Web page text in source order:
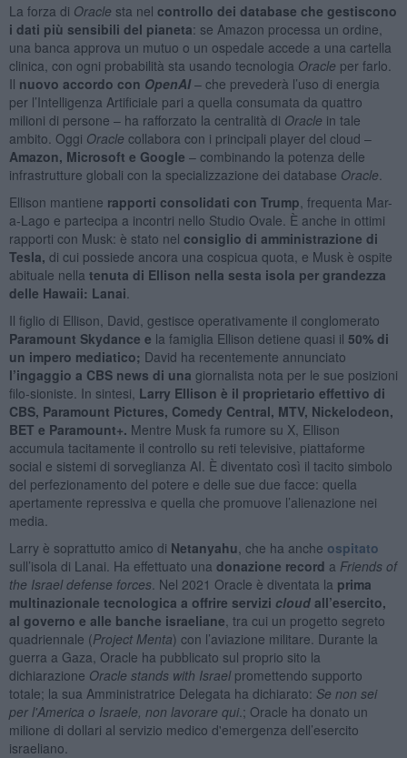
La forza di Oracle sta nel controllo dei database che gestiscono
i dati più sensibili del pianeta: se Amazon processa un ordine,
una banca approva un mutuo o un ospedale accede a una cartella
clinica, con ogni probabilità sta usando tecnologia Oracle per farlo.
Il nuovo accordo con OpenAI– che prevederà l’uso di energia
per l’Intelligenza Artificiale pari a quella consumata da quattro
milioni di persone – ha rafforzato la centralità di Oracle in tale
ambito. Oggi Oracle collabora con i principali player del cloud –
Amazon, Microsoft e Google – combinando la potenza delle
infrastrutture globali con la specializzazione dei database Oracle
Ellison mantiene rapporti consolidati con Trump , frequenta Mar-
a-Lago e partecipa a incontri nello Studio Ovale. È anche in ottimi
rapporti con Musk: è stato nel consiglio di amministrazione di
Tesla, di cui possiede ancora una cospicua quota, e Musk è ospite
abituale nella tenuta di Ellison nella sesta isola per grandezza
delle Hawaii: Lanai
Il figlio di Ellison, David, gestisce operativamente il conglomerato
Paramount Skydance e la famiglia Ellison detiene quasi il 50% di
un impero mediatico; David ha recentemente annunciato
l’ingaggio a CBS news di una giornalista nota per le sue posizioni
filo-sioniste. In sintesi, Larry Ellison è il proprietario effettivo di
CBS, Paramount Pictures, Comedy Central, MTV, Nickelodeon,
BET e Paramount+. Mentre Musk fa rumore su X, Ellison
accumula tacitamente il controllo su reti televisive, piattaforme
social e sistemi di sorveglianza AI. È diventato così il tacito simbolo
del perfezionamento del potere e delle sue due facce: quella
apertamente repressiva e quella che promuove l’alienazione nei
media.
Larry è soprattutto amico di Netanyahu , che ha anche ospitato
sull’isola di Lanai. Ha effettuato una donazione record a Friends of
the Israel defense forces. Nel 2021 Oracle è diventata la prima
multinazionale tecnologica a offrire servizi cloudall’esercito,
al governo e alle banche israeliane , tra cui un progetto segreto
quadriennale (Project Menta) con l’aviazione militare. Durante la
guerra a Gaza, Oracle ha pubblicato sul proprio sito la
dichiarazione Oracle stands with Israelpromettendo supporto
totale; la sua Amministratrice Delegata ha dichiarato: Se non sei
per l'America o Israele, non lavorare qui.; Oracle ha donato un
milione di dollari al servizio medico d'emergenza dell’esercito
israeliano.